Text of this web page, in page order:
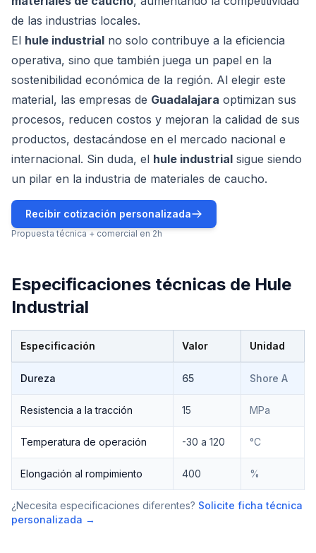
de las industrias locales.
El hule industrial no solo contribuye a la eficiencia
operativa, sino que también juega un papel en la
sostenibilidad económica de la región. Al elegir este
material, las empresas de Guadalajara optimizan sus
procesos, reducen costos y mejoran la calidad de sus
productos, destacándose en el mercado nacional e
internacional. Sin duda, el hule industrial sigue siendo
un pilar en la industria de materiales de caucho.
Recibir cotización personalizada
Propuesta técnica + comercial en 2h
Especificaciones técnicas de Hule
Industrial
Especificación Valor Unidad
Dureza 65 Shore A
Resistencia a la tracción 15 MPa
Temperatura de operación -30 a 120 °C
Elongación al rompimiento 400 %
¿Necesita especificaciones diferentes? Solicite ficha técnica
personalizada →